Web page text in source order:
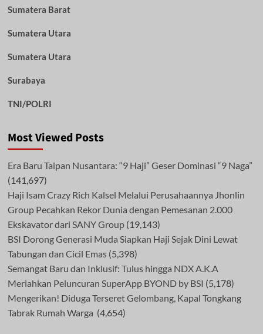
Sumatera Barat
Sumatera Utara
Sumatera Utara
Surabaya
TNI/POLRI
Most Viewed Posts
Era Baru Taipan Nusantara: “9 Haji” Geser Dominasi “9 Naga”
(141,697)
Haji Isam Crazy Rich Kalsel Melalui Perusahaannya Jhonlin
Group Pecahkan Rekor Dunia dengan Pemesanan 2.000
Ekskavator dari SANY Group (19,143)
BSI Dorong Generasi Muda Siapkan Haji Sejak Dini Lewat
Tabungan dan Cicil Emas (5,398)
Semangat Baru dan Inklusif: Tulus hingga NDX A.K.A
Meriahkan Peluncuran SuperApp BYOND by BSI (5,178)
Mengerikan! Diduga Terseret Gelombang, Kapal Tongkang
Tabrak Rumah Warga (4,654)